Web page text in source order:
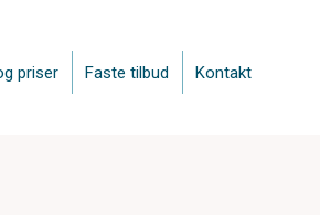
priser Faste tilbud Kontakt